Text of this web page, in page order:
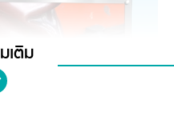
เติม